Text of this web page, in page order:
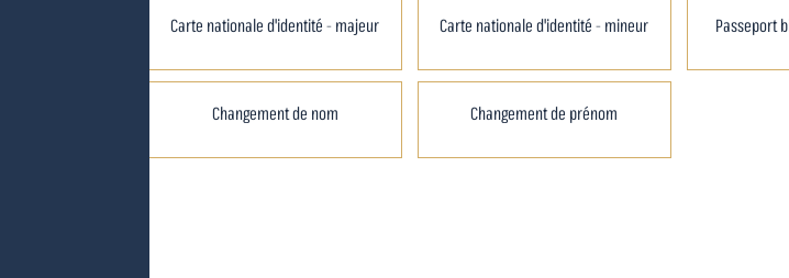
Carte nationale d'identité - majeur Carte nationale d'identité - mineur Passeport
Changement de nom Changement de prénom